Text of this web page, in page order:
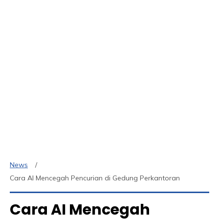
News
Cara AI Mencegah Pencurian di Gedung Perkantoran
Cara AI Mencegah